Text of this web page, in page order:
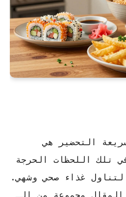
التحضير هي
تلك اللحظات الحرجة
غذاء صحي وشهي.
مجموعة من الـ